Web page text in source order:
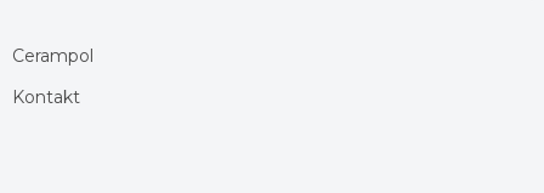
Cerampol
Kontakt